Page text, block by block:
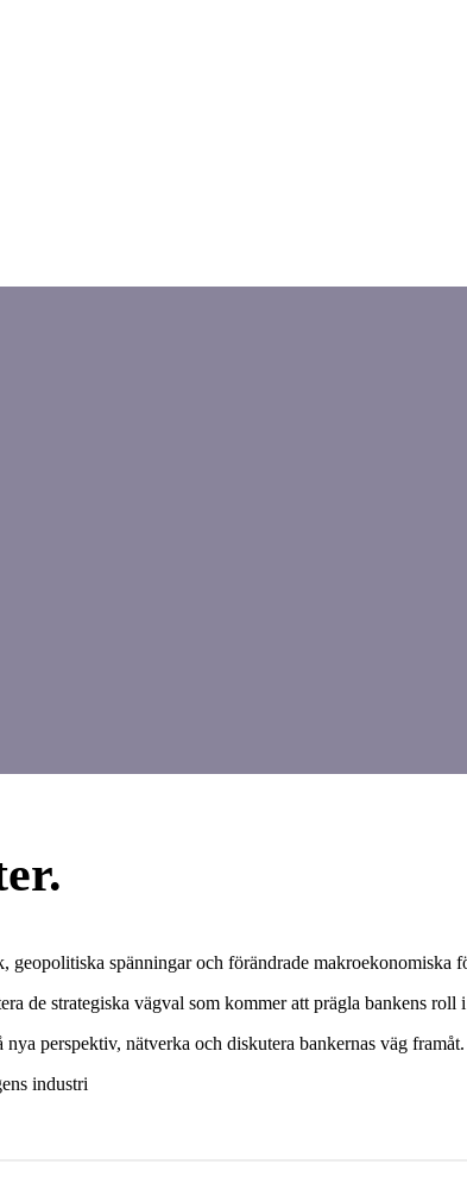
spänningar och förändrade makroekonomiska
de strategiska vägval som kommer att prägla bankens
perspektiv, nätverka och diskutera bankernas väg framåt.
industri